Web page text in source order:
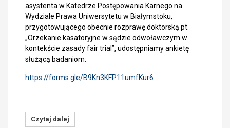
asystenta w Katedrze Postępowania Karnego na
Wydziale Prawa Uniwersytetu w Białymstoku,
przygotowującego obecnie rozprawę doktorską pt.
„Orzekanie kasatoryjne w sądzie odwoławczym w
kontekście zasady fair trial”, udostępniamy ankietę
służącą badaniom:
https://forms.gle/B9Kn3KFP11umfKur6
Czytaj dalej